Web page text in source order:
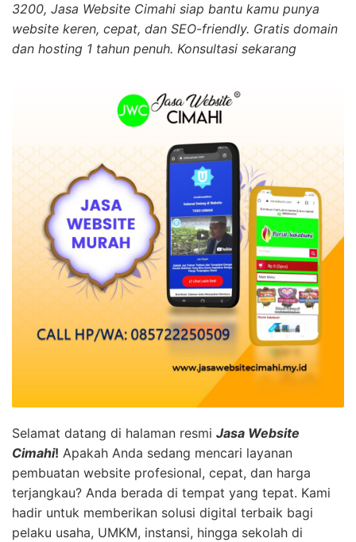
3200, Jasa Website Cimahi siap bantu kamu punya
website keren, cepat, dan SEO-friendly. Gratis domain
dan hosting 1 tahun penuh. Konsultasi sekarang
Selamat datang di halaman resmi Jasa Website
Cimahi! Apakah Anda sedang mencari layanan
pembuatan website profesional, cepat, dan harga
terjangkau? Anda berada di tempat yang tepat. Kami
hadir untuk memberikan solusi digital terbaik bagi
pelaku usaha, UMKM, instansi, hingga sekolah di